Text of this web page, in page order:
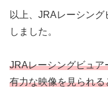
以上、JRAレーシン
しました。
JRAレーシングビュ
有力な映像を見られる